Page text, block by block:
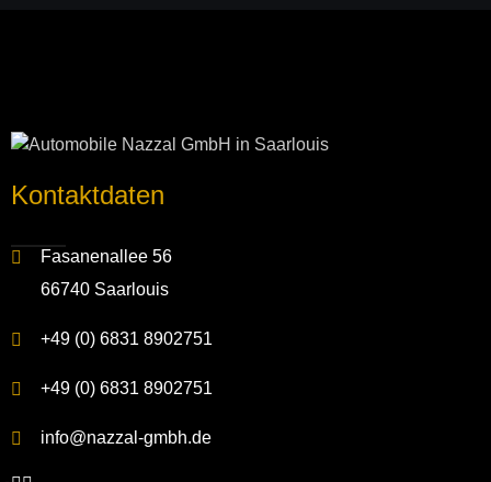
Kontakt­daten
Fasanenallee 56
66740 Saarlouis
+49 (0) 6831 8902751
+49 (0) 6831 8902751
info@nazzal-gmbh.de